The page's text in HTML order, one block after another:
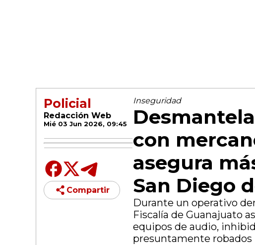
Policial
Redacción Web
Mié 03 Jun 2026, 09:45
Compartir
Inseguridad
con
asegura
San Diego
Durante un operativo
Fiscalía de Guanajuato
equipos de audio,
presuntamente robados